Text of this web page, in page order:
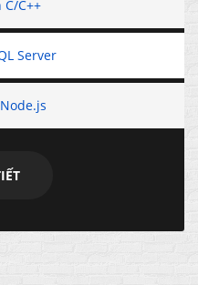
C++
Server